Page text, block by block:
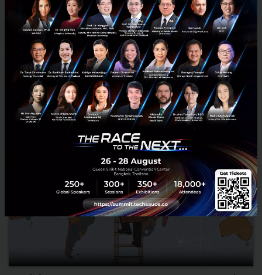
ถึงให้ค่าคนที่กล้ายอมรับว่าไม่รู้ และมีอีโก้ต่ำ มากกว่าคนที่เขียนโค้ดเก่ง
เพียงอย่างเดียว...
มิถุนายน 12, 2026| By
Techsauce Team
Saucy Thoughts anthropic